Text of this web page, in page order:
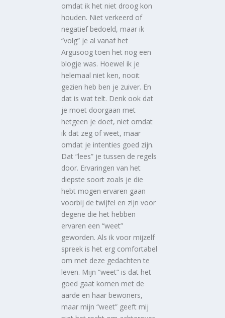
omdat ik het niet droog kon
houden. Niet verkeerd of
negatief bedoeld, maar ik
“volg” je al vanaf het
Argusoog toen het nog een
blogje was. Hoewel ik je
helemaal niet ken, nooit
gezien heb ben je zuiver. En
dat is wat telt. Denk ook dat
je moet doorgaan met
hetgeen je doet, niet omdat
ik dat zeg of weet, maar
omdat je intenties goed zijn.
Dat “lees” je tussen de regels
door. Ervaringen van het
diepste soort zoals je die
hebt mogen ervaren gaan
voorbij de twijfel en zijn voor
degene die het hebben
ervaren een “weet”
geworden. Als ik voor mijzelf
spreek is het erg comfortabel
om met deze gedachten te
leven. Mijn “weet” is dat het
goed gaat komen met de
aarde en haar bewoners,
maar mijn “weet” geeft mij